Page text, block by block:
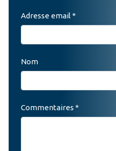
Adresse email *
Nom
Commentaires *